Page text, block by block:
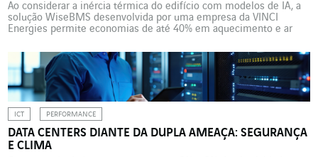
Ao considerar a inércia térmica do edifício com modelos de IA, a
solução WiseBMS desenvolvida por uma empresa da VINCI
Energies permite economias de até 40% em aquecimento e ar
contas de luz e os requisitos legais, torna-se óbvio que o parque
imobiliário terciário deve entrar em […]
ICT PERFORMANCE
DATA CENTERS DIANTE DA DUPLA AMEAÇA: SEGURANÇA
E CLIMA